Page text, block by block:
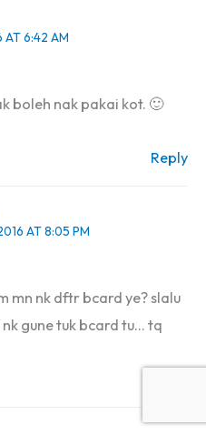
AT 6:42 AM
boleh nak pakai kot. 🙂
Reply
AT 8:05 PM
mn nk dftr bcard ye? slalu
gune tuk bcard tu… tq